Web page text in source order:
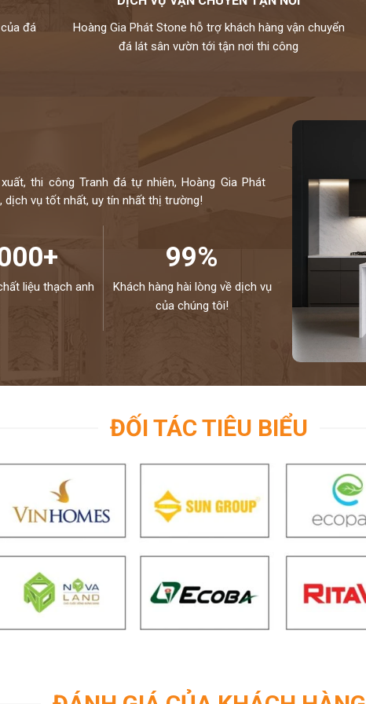
xanh biển,…
tự nhiên chuyên nghiệp. Hiện nay, chúng tôi đang sở
đá
Hoàng Gia Phát Stone hỗ trợ khách hàng vận chuyển
đá lát sân vườn tới tận nơi thi công
thi công Tranh đá tự nhiên, Hoàng Gia Phát
vụ tốt nhất, uy tín nhất thị trường!
liệu thạch anh
99%
Khách hàng hài lòng về dịch vụ
của chúng tôi!
ĐỐI TÁC TIÊU BIỂU